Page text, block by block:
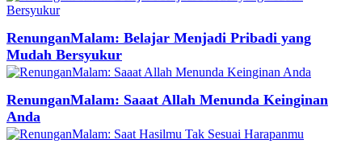
RenunganMalam: Belajar Menjadi Pribadi yang
Mudah Bersyukur
RenunganMalam: Saaat Allah Menunda Keinginan
Anda